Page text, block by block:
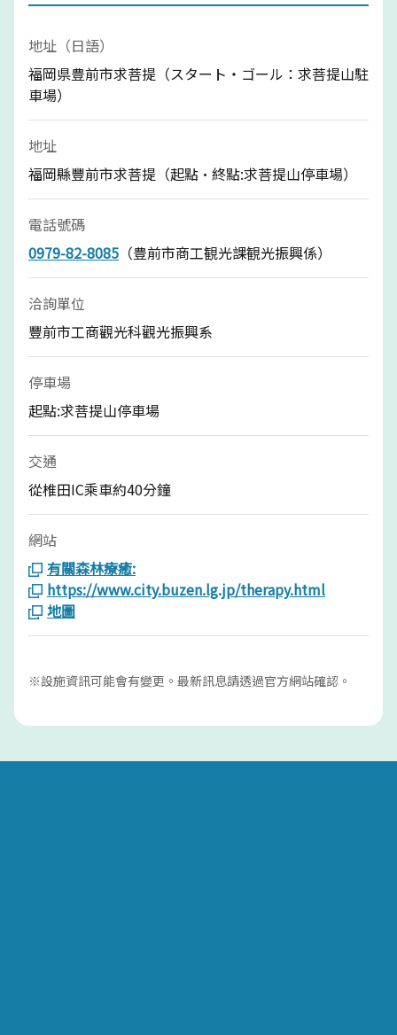
地址（日語）
福岡県豊前市求菩提（スタート・ゴール：求菩提山駐
車場）
地址
福岡縣豐前市求菩提（起點·終點:求菩提山停車場）
電話號碼
0979-82-8085 （豊前市商工観光課観光振興係）
洽詢單位
豐前市工商觀光科觀光振興系
停車場
起點:求菩提山停車場
交通
從椎田IC乘車約40分鐘
網站
有關森林療癒:
https://www.city.buzen.lg.jp/therapy.html
地圖
※設施資訊可能會有變更。最新訊息請透過官方網站確認。